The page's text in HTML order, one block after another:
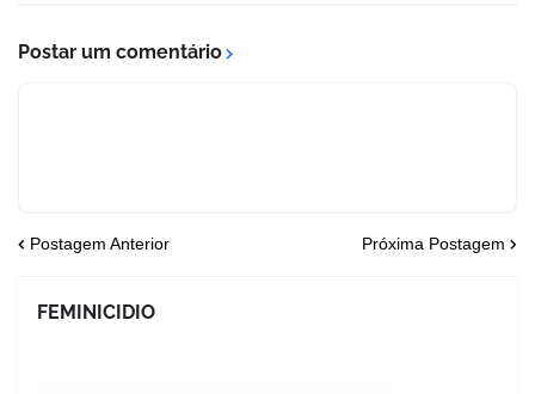
Postar um comentário
Postagem Anterior Próxima Postagem
FEMINICIDIO